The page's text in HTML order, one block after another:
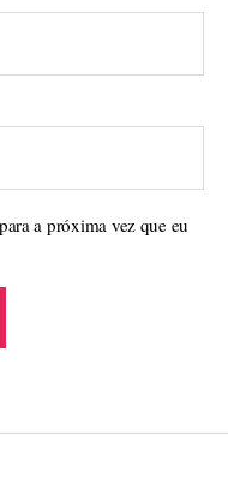
a próxima vez que eu